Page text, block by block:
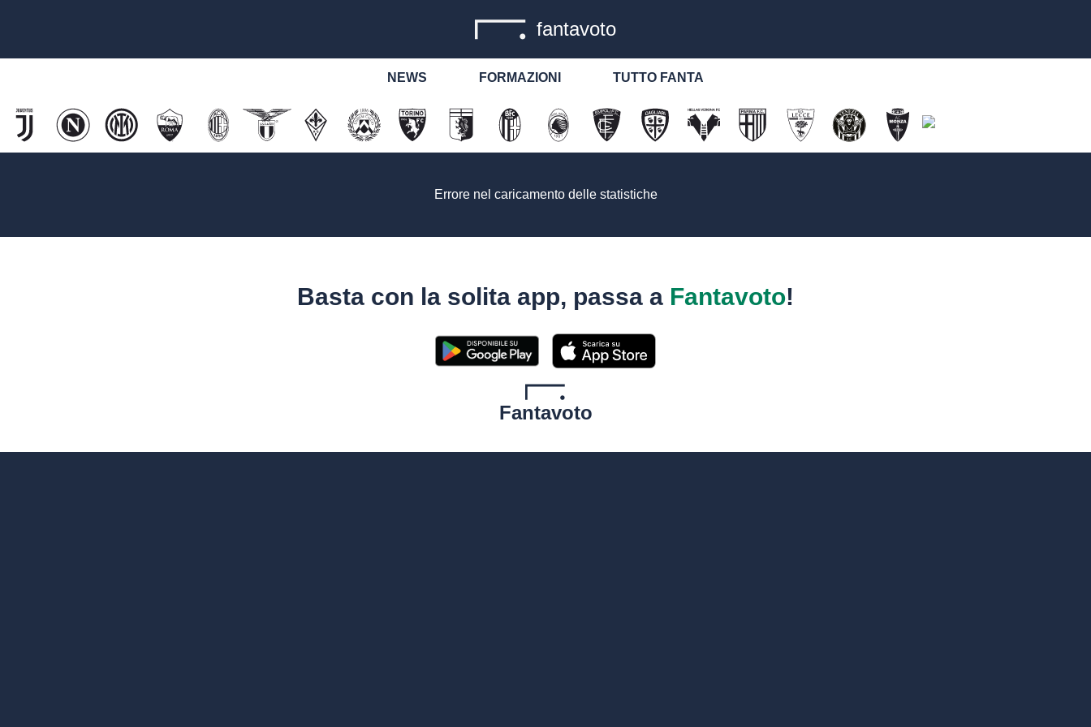
fantavoto
NEWS FORMAZIONI TUTTO FANTA
Errore nel caricamento delle statistiche
Basta con la solita app, passa a Fantavoto!
Fantavoto